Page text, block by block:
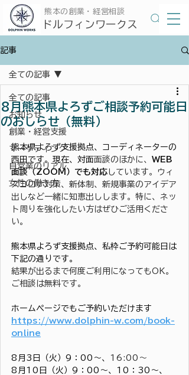
​ドルフィンワークス
​熊本の創業・経営相談
記事
全ての記事
お知らせ
創業・経営支援
マーケティング
自営業のリアル
女性の働き方
全ての記事
8月熊本県よろずご相談予約可能日
のおしらせ（無料）
熊本県よろず支援拠点、コーディネーターの
西田です。現在、対面面談のほかに、 WEB
面談（ZOOM）でも対応しています。ウィ
ズコロナ対策、新体制、新規事業のアイデア
出しなど一緒に知恵出しします。特に、ネッ
ト周りを強化したい方はぜひご活用くださ
い。
熊本県よろず支援拠点、私枠ご予約可能日は
下記の通りです。
結果が出るまで何度ご利用になってもOK。
ご相談は無料です。
ホームページでもご予約いただけます
https://www.dolphin-w.com/book-
online
8月3日（火）9：00〜、 16:00～
8月10日（火）9：00〜、10：30〜、